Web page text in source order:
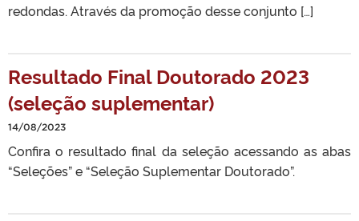
redondas. Através da promoção desse conjunto […]
Resultado Final Doutorado 2023
(seleção suplementar)
14/08/2023
Confira o resultado final da seleção acessando as abas
“Seleções” e “Seleção Suplementar Doutorado”.